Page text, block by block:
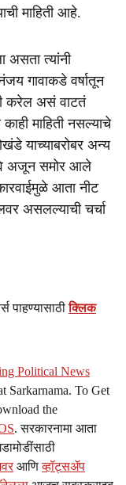
माहिती आहे.
असता त्यांनी
गावाकडे वर्षातून
करेल असं वाटतं
माहिती नसल्याचे
याच्याबरोबर अन्य
अजून समोर आले
आता नीट
असलल्याची चर्चा
पाहण्यासाठीक्लिक
Political News
Sarkarnama. To Get
the
. सरकारनामा आता
आणिव्हॉट्सॲप